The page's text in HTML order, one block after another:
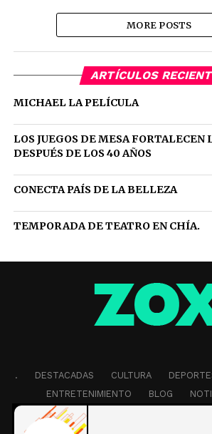
MORE POSTS
ARTÍCULOS
MICHAEL LA PELÍCULA
LOS JUEGOS DE MESA FORTALECEN
DESPUÉS DE LOS 40 AÑOS
CONECTA PAÍS DE LA BELLEZA
TEMPORADA DE TEATRO EN CHÍA.
. DESTACADAS CULTURA
ENTRETENIMIENTO
BLOG